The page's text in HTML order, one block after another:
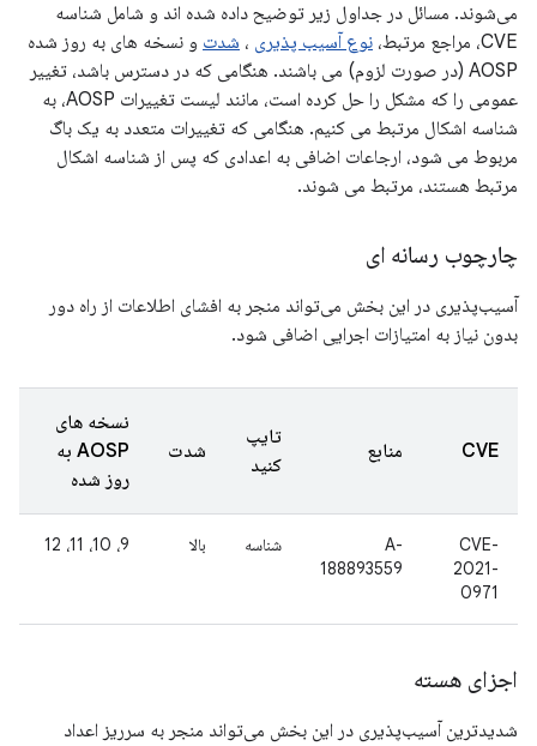
می‌شوند. مسائل در جداول زیر توضیح داده شده اند و شامل شناسه
CVE، مراجع مرتبط،
نوع آسیب پذیری ، شدت و نسخه های به روز شده
AOSP (در صورت لزوم) می باشند. هنگامی که در دسترس باشد، تغییر
عمومی را که مشکل را حل کرده است، مانند لیست تغییرات AOSP، به
شناسه اشکال مرتبط می کنیم. هنگامی که تغییرات متعدد به یک باگ
مربوط می شود، ارجاعات اضافی به اعدادی که پس از شناسه اشکال
مرتبط هستند، مرتبط می شوند.
چارچوب رسانه ای
آسیب‌پذیری در این بخش می‌تواند منجر به افشای اطلاعات از راه دور
بدون نیاز به امتیازات اجرایی اضافی شود.
CVE منابع
تایپ
کنید
شدت
نسخه های
AOSP به
روز شده
CVE-
2021-
0971
A-
188893559
شناسه بالا 9، 10، 11، 12
اجزای هسته
شدیدترین آسیب‌پذیری در این بخش می‌تواند منجر به سرریز اعداد